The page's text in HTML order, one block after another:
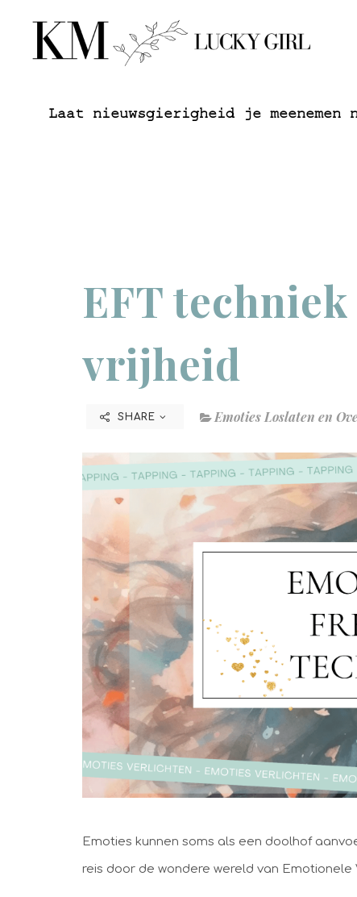
Laat nieuwsgierigheid je
EFT
vrijheid
SHARE Emoties Loslaten en
Emoties kunnen soms als een doolhof
reis door de wondere wereld van Emotionele